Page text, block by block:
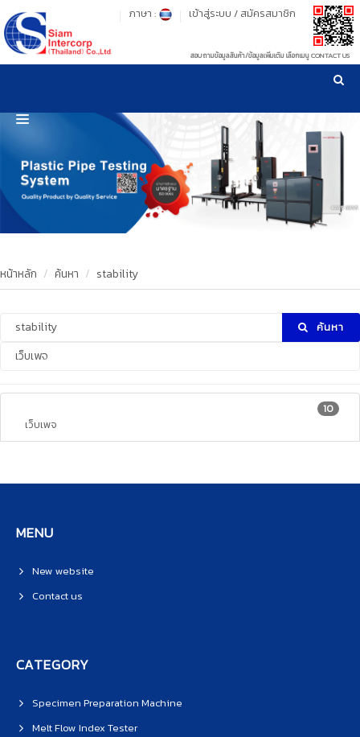
รู้ลึก รู้จริง เรื่องเครื่องมือทดสอบวัสดุ ! ยืน 1 เรื่องมาตรฐานการให้บริการ
เข้าสู่ระบบ / สมัครสมาชิก
ภาษา :
สอบถามข้อมูลสินค้า/ข้อมูลเพิ่มเติม เลือกเมนู CONTACT US
HOME
PRODUCT
OUR CLIENTS
OUR WORKS
หน้าหลัก ค้นหา stability
ค้นหา
10
เว็บเพจ
MENU
New website
Contact us
CATEGORY
Specimen Preparation Machine
Melt Flow Index Tester